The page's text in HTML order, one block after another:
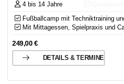
4 bis 14 Jahre
Fußballcamp mit Techniktraining
Mit Mittagessen, Spielpraxis und
249,00€
DETAILS & TERMINE